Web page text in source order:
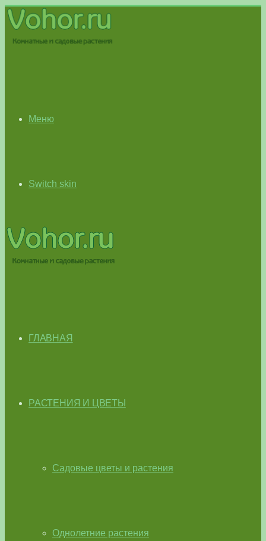
Меню
Switch skin
ГЛАВНАЯ
РАСТЕНИЯ И ЦВЕТЫ
Садовые цветы и растения
Однолетние растения